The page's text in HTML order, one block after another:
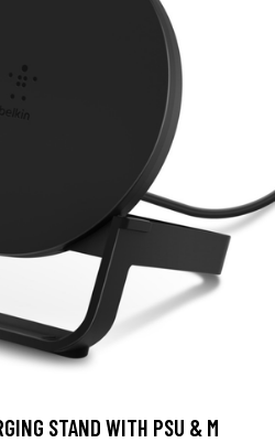
STAND WITH PSU & M